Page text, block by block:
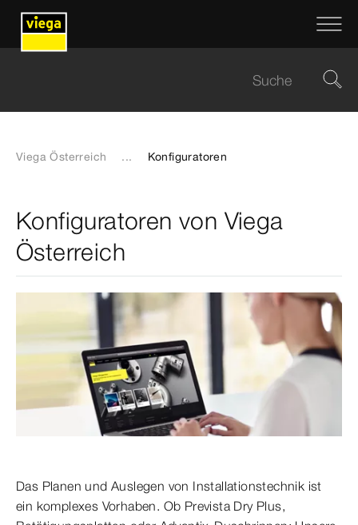
Viega Österreich ... Konfiguratoren
Konfiguratoren von Viega
Österreich
Das Planen und Auslegen von Installationstechnik ist
ein komplexes Vorhaben. Ob Prevista Dry Plus,